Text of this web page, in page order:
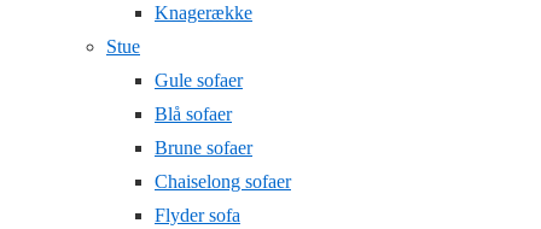
Knagerække
Stue
Gule sofaer
Blå sofaer
Brune sofaer
Chaiselong sofaer
Flyder sofa